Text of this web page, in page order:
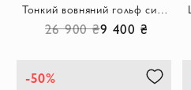
Тонкий вовняний гольф синій жіночий демісезонний
26 900 ₴9 400 ₴
-50%